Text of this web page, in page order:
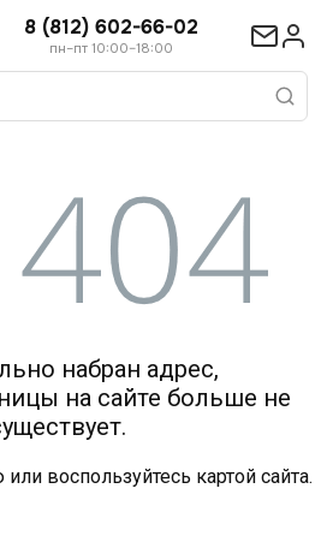
8 (812) 602-66-02
пн–пт 10:00–18:00
набран адрес,
на сайте больше не
или воспользуйтесь картой сайта.